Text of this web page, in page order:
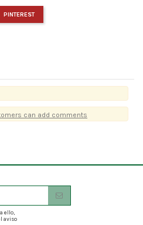
PINTEREST
can add comments
ello,
aviso